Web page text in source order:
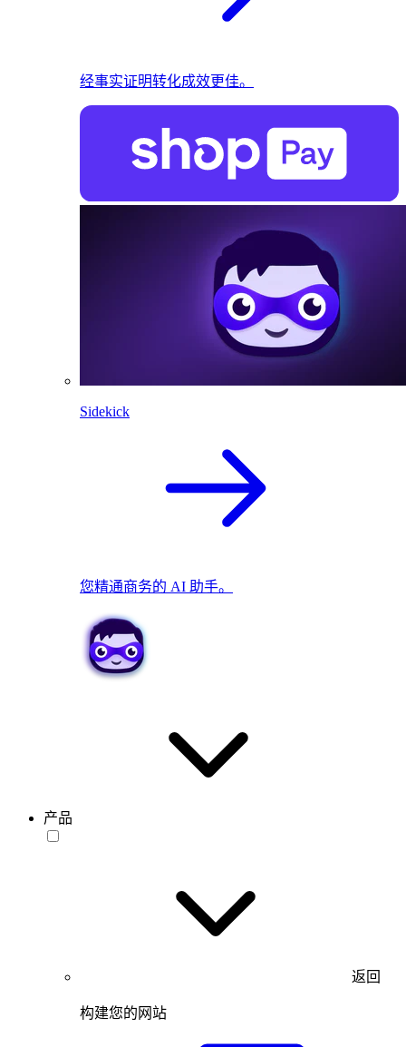
经事实证明转化成效更佳。
Sidekick
您精通商务的 AI 助手。
产品
返回
构建您的网站